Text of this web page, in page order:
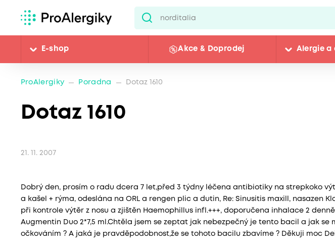
E-shop Akce & Doprodej Alergie a
ProAlergiky Poradna Dotaz 1610
Dotaz 1610
21. 11. 2007
Dobrý den, prosím o radu dcera 7 let,před 3 týdny léčena antibiotiky na strepkoko
a kašel + rýma, odeslána na ORL a rengen plic a dutin, Re: Sinusitis maxill, nasazen
při kontrole výtěr z nosu a zjištěn Haemophillus infl.+++, doporučena inhalace 2
Augmentin Duo 2*7,5 ml.Chtěla jsem se zeptat jak nebezpečný je tento bacil a jak se
očkováním ? A jaká je pravděpodobnost,že se tohoto bacilu zbavíme ? Děkuji moc